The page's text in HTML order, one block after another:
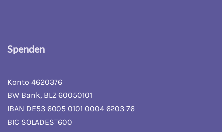
Spenden
Konto 4620376
BW Bank, BLZ 60050101
IBAN DE53 6005 0101 0004 6203 76
BIC SOLADEST600